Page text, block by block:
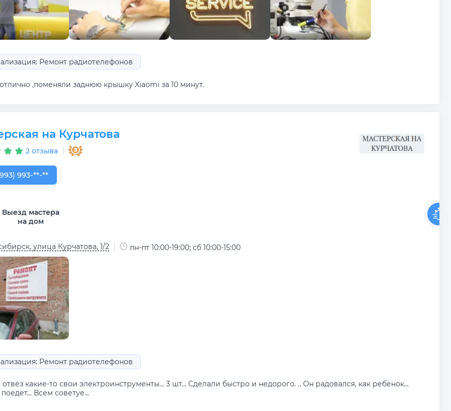
Ремонт радиотелефонов
,поменяли заднюю крышку Xiaomi за 10 минут.
на Курчатова
2 отзыва
993-54-53
993-**-**
Выезд мастера
на дом
улица Курчатова, 1/2 пн-пт 10:00-19:00; сб 10:00-15:00
Ремонт радиотелефонов
какие-то свои электроинструменты... 3 шт... Сделали быстро и недорого. .. Он радовался, как ребёнок...
Всем советуе...